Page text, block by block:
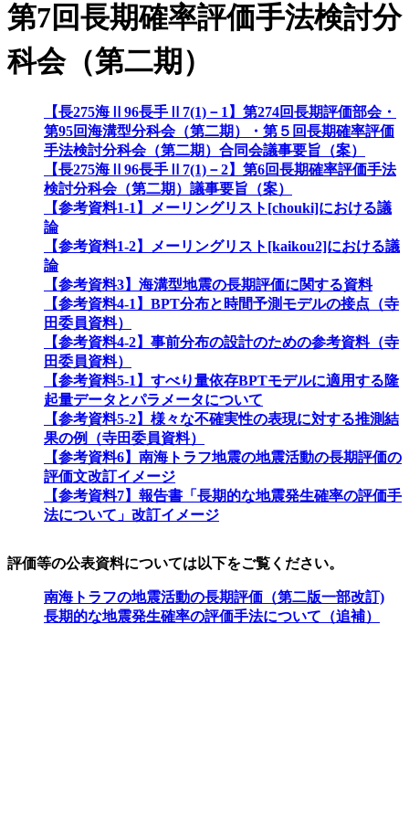
第7回長期確率評価手法検討分
科会（第二期）
【長275海Ⅱ96長手Ⅱ7(1)－1】第274回長期評価部会・
第95回海溝型分科会（第二期）・第５回長期確率評価
手法検討分科会（第二期）合同会議事要旨（案）
【長275海Ⅱ96長手Ⅱ7(1)－2】第6回長期確率評価手法
検討分科会（第二期）議事要旨（案）
【参考資料1-1】メーリングリスト[chouki]における議
論
【参考資料1-2】メーリングリスト[kaikou2]における議
論
【参考資料3】海溝型地震の長期評価に関する資料
【参考資料4-1】BPT分布と時間予測モデルの接点（寺
田委員資料）
【参考資料4-2】事前分布の設計のための参考資料（寺
田委員資料）
【参考資料5-1】すべり量依存BPTモデルに適用する隆
起量データとパラメータについて
【参考資料5-2】様々な不確実性の表現に対する推測結
果の例（寺田委員資料）
【参考資料6】南海トラフ地震の地震活動の長期評価の
評価文改訂イメージ
【参考資料7】報告書「長期的な地震発生確率の評価手
法について」改訂イメージ
評価等の公表資料については以下をご覧ください。
南海トラフの地震活動の長期評価（第二版一部改訂)
長期的な地震発生確率の評価手法について（追補）